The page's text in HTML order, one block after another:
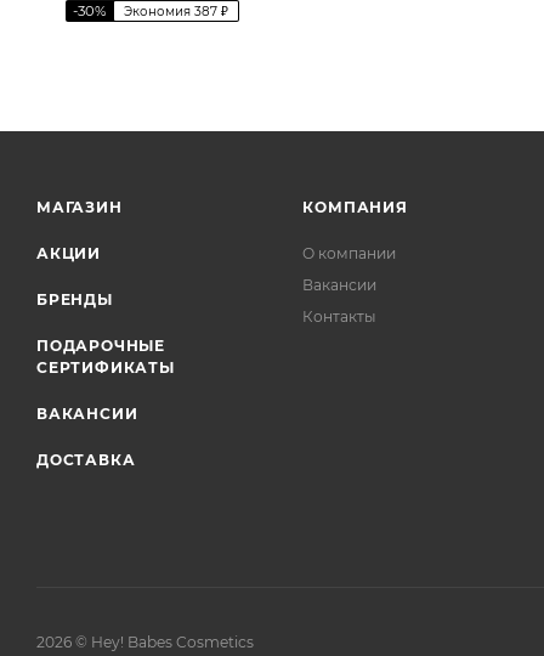
-30% Экономия 387 ₽
МАГАЗИН
АКЦИИ
БРЕНДЫ
ПОДАРОЧНЫЕ
СЕРТИФИКАТЫ
ВАКАНСИИ
ДОСТАВКА
КОМПАНИЯ
О компании
Вакансии
Контакты
2026 © Hey! Babes Cosmetics